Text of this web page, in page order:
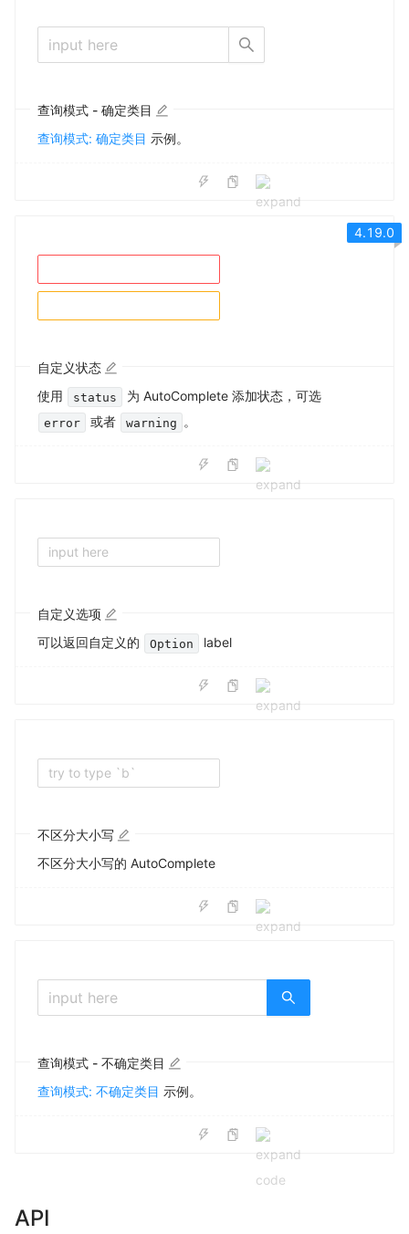
查询模式 - 确定类目
查询模式: 确定类目 示例。
自定义状态
使用
status 为 AutoComplete 添加状态，可选
error 或者 warning 。
4.19.0
input here
自定义选项
可以返回自定义的
Option label
try to type `b`
不区分大小写
不区分大小写的 AutoComplete
查询模式 - 不确定类目
查询模式: 不确定类目 示例。
API